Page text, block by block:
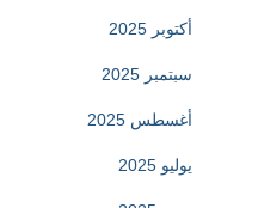
أكتوبر 2025
سبتمبر 2025
أغسطس 2025
يوليو 2025